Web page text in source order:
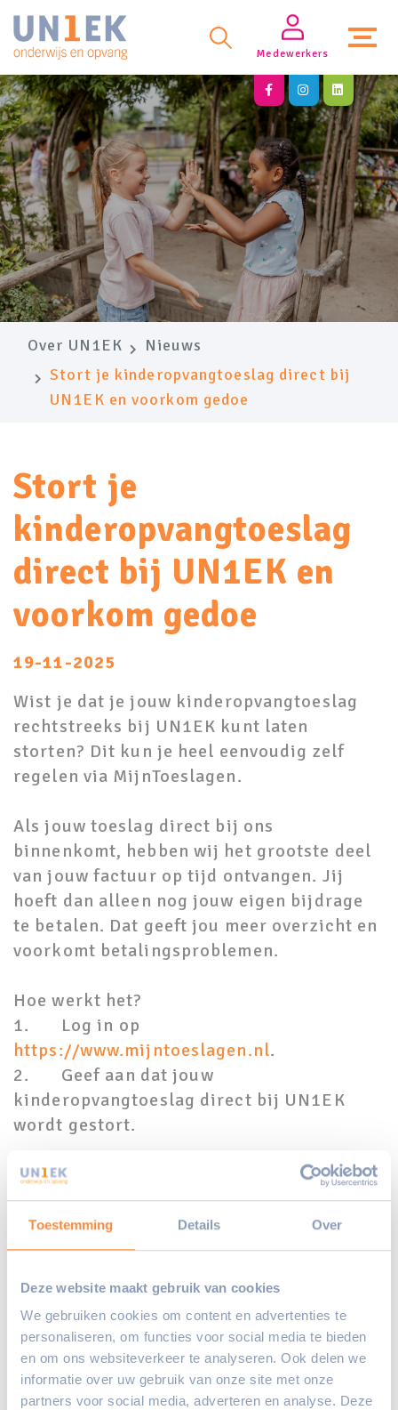
Toestemming Details Over
Deze website maakt gebruik van cookies
We gebruiken cookies om content en advertenties te
personaliseren, om functies voor social media te bieden
en om ons websiteverkeer te analyseren. Ook delen we
informatie over uw gebruik van onze site met onze
partners voor social media, adverteren en analyse. Deze
Medewerkers
Over UN1EK
Nieuws
Stort je kinderopvangtoeslag direct bij
UN1EK en voorkom gedoe
Stort je
kinderopvangtoeslag
direct bij UN1EK en
voorkom gedoe
19-11-2025
Wist je dat je jouw kinderopvangtoeslag
rechtstreeks bij UN1EK kunt laten
storten? Dit kun je heel eenvoudig zelf
regelen via MijnToeslagen.
Als jouw toeslag direct bij ons
binnenkomt, hebben wij het grootste deel
van jouw factuur op tijd ontvangen. Jij
hoeft dan alleen nog jouw eigen bijdrage
te betalen. Dat geeft jou meer overzicht en
voorkomt betalingsproblemen.
Hoe werkt het?
1. Log in op
https://www.mijntoeslagen.nl.
2. Geef aan dat jouw
kinderopvangtoeslag direct bij UN1EK
wordt gestort.
Met de nieuwe tarieven in aantocht is dit
hét moment om het te regelen. Zo ben je
klaar voor het nieuwe jaar en weet je zeker
dat alles goed loopt.
Heb je vragen over betalingen? Dan kun je
contact opnemen met de afdeling
Debiteuren via debiteuren@un1ek.nl.